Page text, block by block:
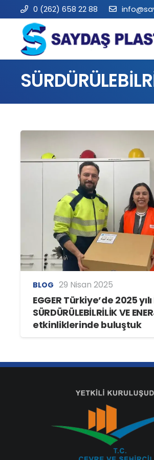
0 (262) 658 22 88
BLOG 29 Nisan 2025
EGGER Türkiye’de 2025 yılı
SÜRDÜRÜLEBİLRİLİK VE
etkinliklerinde buluştuk